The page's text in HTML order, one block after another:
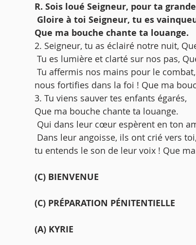
R. Sois loué Seigneur, pour ta
Gloire à toi Seigneur, tu es
Que ma bouche chante ta louange.
2. Seigneur, tu as éclairé notre nuit,
Tu es lumière et clarté sur nos pas,
nous fortifies dans la foi ! Que ma
3. Tu viens sauver tes enfants égarés,
Que ma bouche chante ta louange.
Qui dans leur cœur espèrent en ton
tu entends le son de leur voix ! Que
(C) BIENVENUE
(C) PRÉPARATION PÉNITENTIELLE
(A) KYRIE